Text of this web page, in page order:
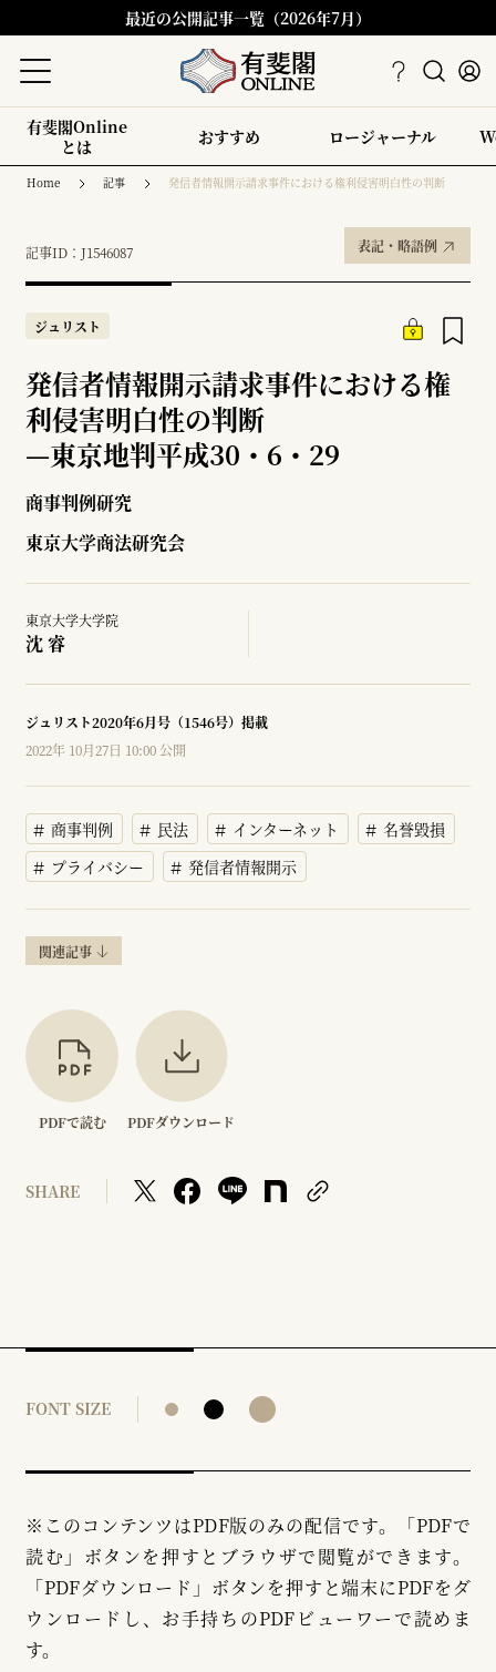
最近の公開記事一覧（2026年7月）
有斐閣Online
とは
おすすめ ロージャーナル
Home 記事 発信者情報開示請求事件における権利侵害明白性の判断
記事ID：J1546087 表記・略語例
ジュリスト
発信者情報開示請求事件における権
利侵害明白性の判断
—東京地判平成30・6・29
商事判例研究
東京大学商法研究会
東京大学大学院
沈 睿
ジュリスト2020年6月号（1546号）掲載
2022年 10月27日 10:00 公開
商事判例 民法 インターネット
名誉毀損
プライバシー
発信者情報開示
関連記事
PDFで読む PDFダウンロード
SHARE
FONT SIZE
※このコンテンツはPDF版のみの配信です。「PDFで
読む」ボタンを押すとブラウザで閲覧ができます。
「PDFダウンロード」ボタンを押すと端末にPDFをダ
ウンロードし、お手持ちのPDFビューワーで読めま
す。